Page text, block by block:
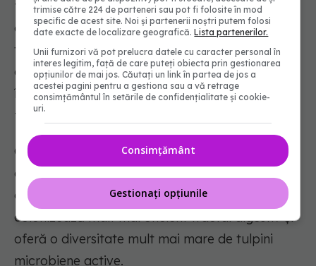
fermentarea laptelui cu niște culturi simbiotice
de Lactobacillus bulgaricus și Streptococcus
thermophilus, reprezintă baza unui aport zilnic
de bacterii bune, cu condiția să fie consumate
în varianta lor simplă, fără adaos de zahăr sau
fructe procesate.
Chefirul este realizat cu ajutorul granulelor de
chefir, o comunitate complexă de bacterii și
drojdii. Spre deosebire de iaurt, chefirul
colonizează mult mai eficient tractul digestiv și
oferă o diversitate mult mai mare de tulpini
microbiene active.
trimise către 224 de parteneri sau pot fi folosite în mod
specific de acest site. Noi și partenerii noștri putem folosi
date exacte de localizare geografică.Lista partenerilor.
Unii furnizori vă pot prelucra datele cu caracter personal în
interes legitim, față de care puteți obiecta prin gestionarea
opțiunilor de mai jos. Căutați un link în partea de jos a
acestei pagini pentru a gestiona sau a vă retrage
consimțământul în setările de confidențialitate și cookie-
uri.
Consimțământ
Gestionați opțiunile